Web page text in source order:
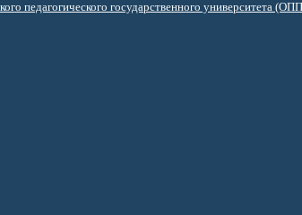
педагогического государственного университета